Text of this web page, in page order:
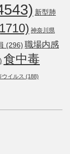
新型肺
神奈川県
(296) 職場内感
食中毒
ウイルス (188)